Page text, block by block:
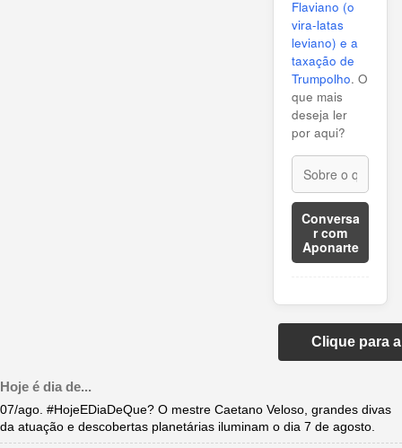
Flaviano (o
vira-latas
leviano) e a
taxação de
Trumpolho. O
que mais
deseja ler
por aqui?
Conversa
r com
Aponarte
Clique para
Hoje é dia de...
07/ago. #HojeEDiaDeQue? O mestre Caetano Veloso, grandes divas
da atuação e descobertas planetárias iluminam o dia 7 de agosto.